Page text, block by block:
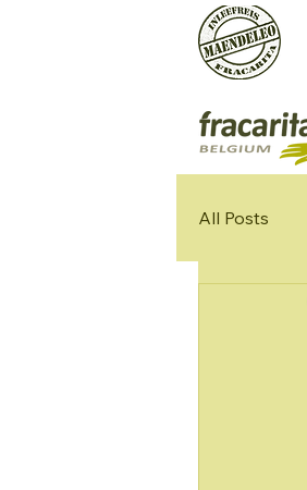
All Posts